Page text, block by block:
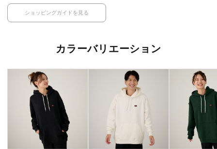
ショッピングガイドを見る
カラーバリエーション